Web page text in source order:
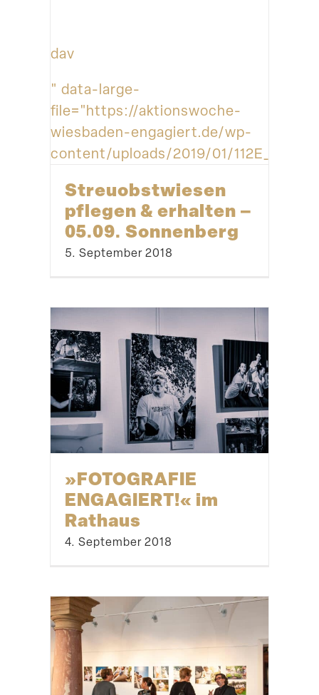
dav
" data-large-
file="https://aktionswoche-
wiesbaden-engagiert.de/wp-
content/uploads/2019/01/
Streu­obst­wiesen
pflegen & erhalten –
05.09. Sonnenberg
5. September 2018
»FOTOGRAFIE
ENGAGIERT!« im
Rathaus
4. September 2018